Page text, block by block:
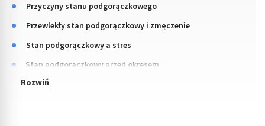
Przyczyny stanu podgorączkowego
Przewlekły stan podgorączkowy i zmęczenie
Stan podgorączkowy a stres
Stan podgorączkowy przed okresem